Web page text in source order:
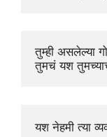
तुम्ही असलेल्या
तुमचं यश
यश नेहमी त्या